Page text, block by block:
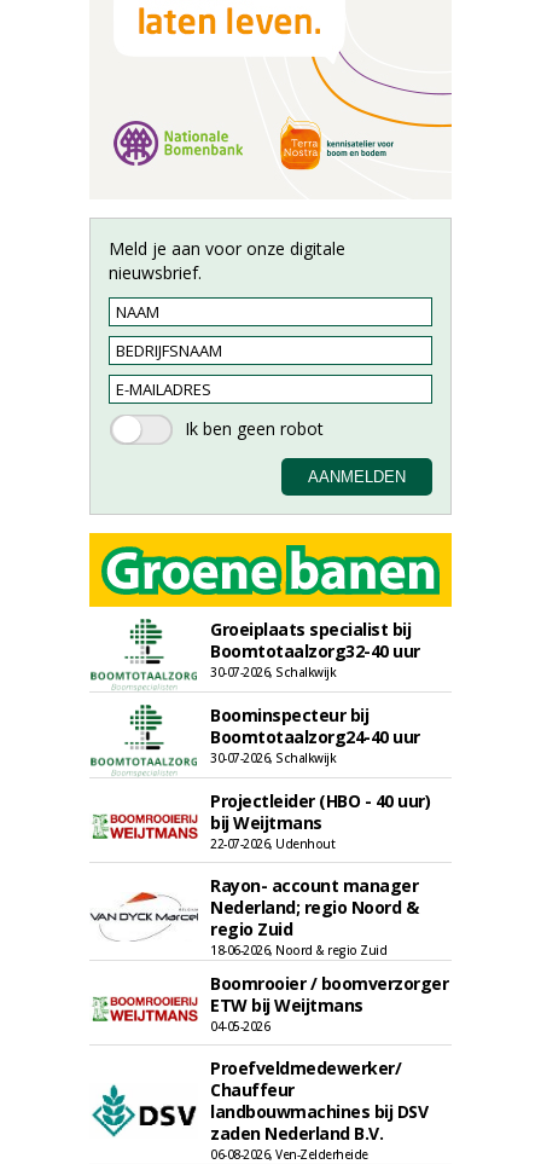
Meld je aan voor onze digitale
nieuwsbrief.
Groeiplaats specialist bij
Boomtotaalzorg32-40 uur
30-07-2026, Schalkwijk
Boominspecteur bij
Boomtotaalzorg24-40 uur
30-07-2026, Schalkwijk
Projectleider (HBO - 40 uur)
bij Weijtmans
22-07-2026, Udenhout
Rayon- account manager
Nederland; regio Noord &
regio Zuid
18-06-2026, Noord & regio Zuid
Boomrooier / boomverzorger
ETW bij Weijtmans
04-05-2026
Proefveldmedewerker/
Chauffeur
landbouwmachines bij DSV
zaden Nederland B.V.
06-08-2026, Ven-Zelderheide